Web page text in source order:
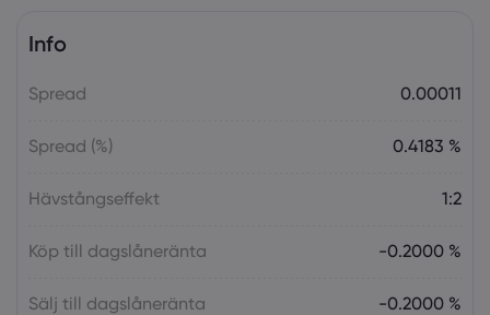
Info
Spread 0.00011
Spread (%) 0.4183 %
Hävstångseffekt 1:2
Köp till dagslåneränta -0.2000 %
Sälj till dagslåneränta -0.2000 %